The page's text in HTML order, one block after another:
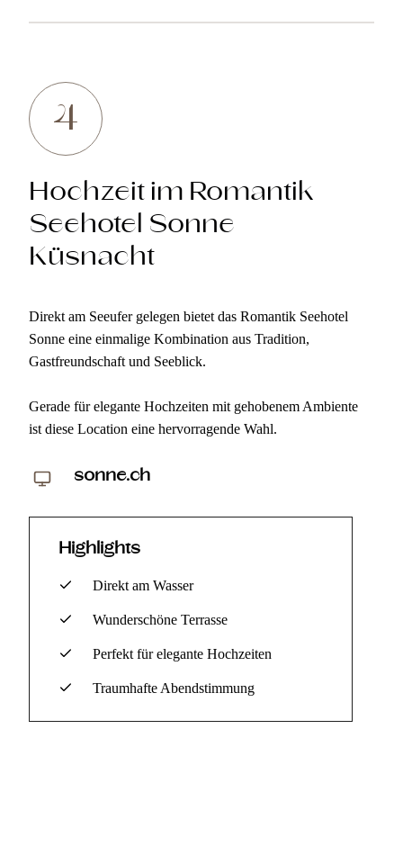
4
Hochzeit im Romantik
Seehotel Sonne
Küsnacht
Direkt am Seeufer gelegen bietet das Romantik Seehotel
Sonne eine einmalige Kombination aus Tradition,
Gastfreundschaft und Seeblick.
Gerade für elegante Hochzeiten mit gehobenem Ambiente
ist diese Location eine hervorragende Wahl.
sonne.ch
Highlights
Direkt am Wasser
Wunderschöne Terrasse
Perfekt für elegante Hochzeiten
Traumhafte Abendstimmung